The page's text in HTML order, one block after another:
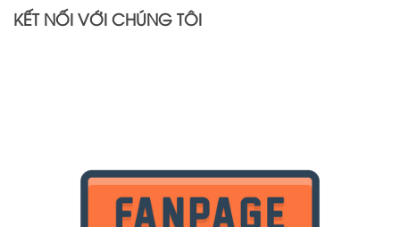
KẾT NỐI VỚI CHÚNG TÔI